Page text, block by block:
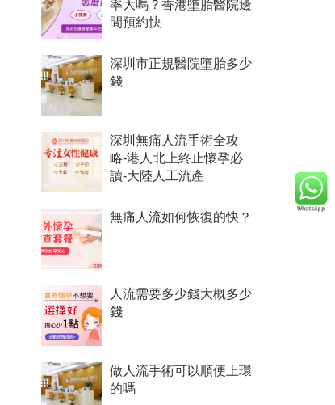
率大嗎？香港墮胎醫院邊
間預約快
深圳市正規醫院墮胎多少
錢
深圳無痛人流手術全攻
略-港人北上終止懷孕必
讀-大陸人工流產
無痛人流如何恢復的快？
人流需要多少錢大概多少
錢
做人流手術可以順便上環
的嗎